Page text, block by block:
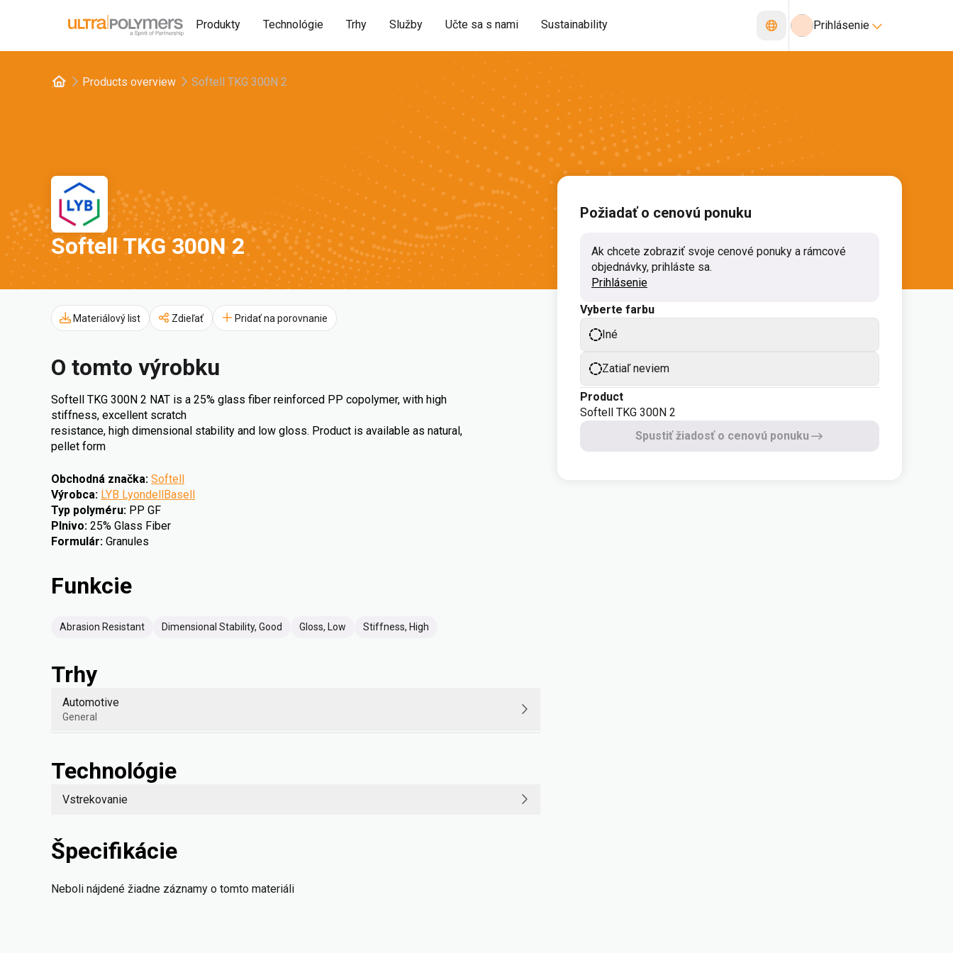
Produkty Technológie Trhy Služby Učte sa s nami Sustainability Prihlásenie
Products overview Softell TKG 300N 2
Softell TKG 300N 2
Materiálový list Zdieľať Pridať na porovnanie
O tomto výrobku
Softell TKG 300N 2 NAT is a 25% glass fiber reinforced PP copolymer, with high
stiffness, excellent scratch
resistance, high dimensional stability and low gloss. Product is available as natural,
pellet form
Obchodná značka: Softell
Výrobca: LYB LyondellBasell
Typ polyméru: PP GF
Plnivo: 25% Glass Fiber
Formulár: Granules
Funkcie
Abrasion Resistant Dimensional Stability, Good Gloss, Low Stiffness, High
Trhy
Automotive
General
Technológie
Vstrekovanie
Špecifikácie
Neboli nájdené žiadne záznamy o tomto materiáli
Požiadať o cenovú ponuku
Ak chcete zobraziť svoje cenové ponuky a rámcové
objednávky, prihláste sa.
Prihlásenie
Vyberte farbu
Iné
Zatiaľ neviem
Product
Softell TKG 300N 2
Spustiť žiadosť o cenovú ponuku